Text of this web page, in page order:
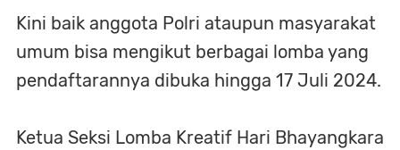
Kini baik anggota Polri ataupun masyarakat
umum bisa mengikut berbagai lomba yang
pendaftarannya dibuka hingga 17 Juli 2024.
Ketua Seksi Lomba Kreatif Hari Bhayangkara